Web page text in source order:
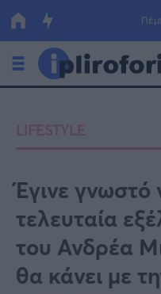
Οικονομία
Πολιτική
Τράπεζες
Επιδοτήσεις
Κόσμος
LIFESTYLE
Έγινε
τελευταία
του Ανδρέα
θα κάνει με